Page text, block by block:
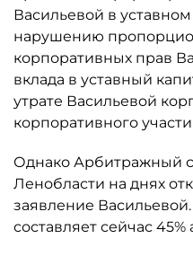
Васильевой в
нарушению
корпоративных прав
вклада в уставный
утрате Васильевой
корпоративного
Однако Арбитражный
Ленобласти на днях
заявление
составляет сейчас